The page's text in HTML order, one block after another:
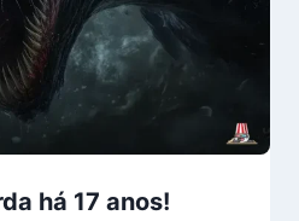
há 17 anos!